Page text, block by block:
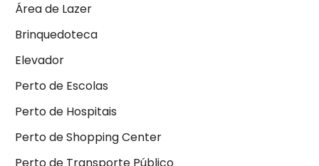
Área de Lazer
Brinquedoteca
Elevador
Perto de Escolas
Perto de Hospitais
Perto de Shopping Center